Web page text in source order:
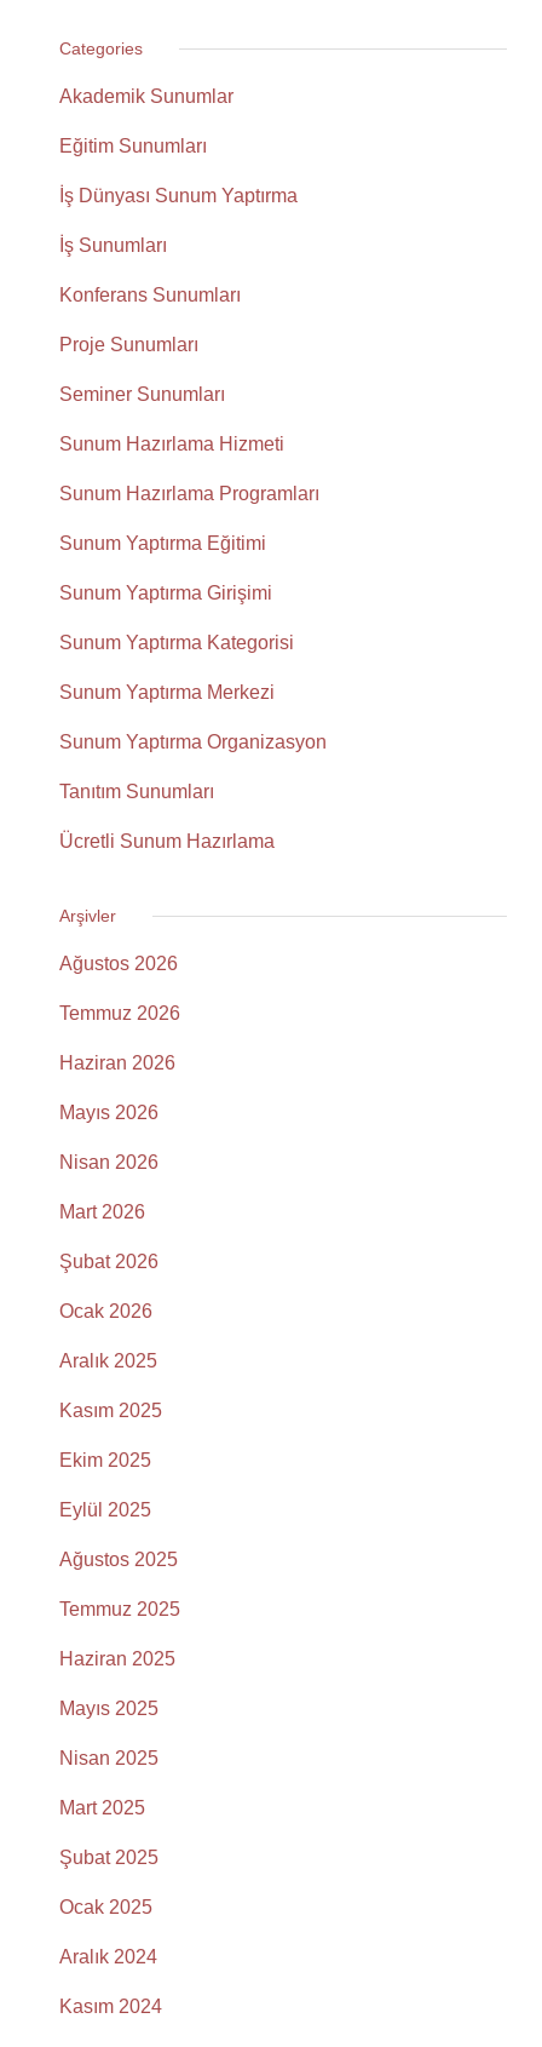
Categories
Akademik Sunumlar
Eğitim Sunumları
İş Dünyası Sunum Yaptırma
İş Sunumları
Konferans Sunumları
Proje Sunumları
Seminer Sunumları
Sunum Hazırlama Hizmeti
Sunum Hazırlama Programları
Sunum Yaptırma Eğitimi
Sunum Yaptırma Girişimi
Sunum Yaptırma Kategorisi
Sunum Yaptırma Merkezi
Sunum Yaptırma Organizasyon
Tanıtım Sunumları
Ücretli Sunum Hazırlama
Arşivler
Ağustos 2026
Temmuz 2026
Haziran 2026
Mayıs 2026
Nisan 2026
Mart 2026
Şubat 2026
Ocak 2026
Aralık 2025
Kasım 2025
Ekim 2025
Eylül 2025
Ağustos 2025
Temmuz 2025
Haziran 2025
Mayıs 2025
Nisan 2025
Mart 2025
Şubat 2025
Ocak 2025
Aralık 2024
Kasım 2024